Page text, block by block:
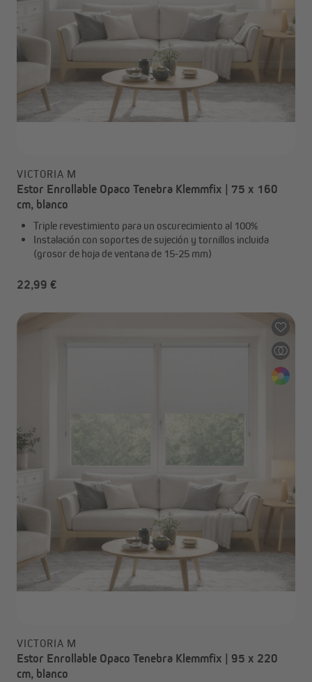
VICTORIA M
Estor Enrollable Opaco Tenebra Klemmfix | 75 x 160
cm, blanco
Triple revestimiento para un oscurecimiento al 100%
Instalación con soportes de sujeción y tornillos incluida
(grosor de hoja de ventana de 15-25 mm)
22,99 €
VICTORIA M
Estor Enrollable Opaco Tenebra Klemmfix | 95 x 220
cm, blanco